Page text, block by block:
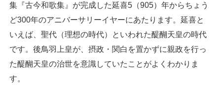
集『古今和歌集』が完成した延喜5（905）年からちょう
ど300年のアニバーサリーイヤーにあたります。延喜と
いえば、聖代（理想の時代）といわれた醍醐天皇の時代
です。後鳥羽上皇が、摂政・関白を置かずに親政を行っ
た醍醐天皇の治世を意識していたことがよくわかりま
す。